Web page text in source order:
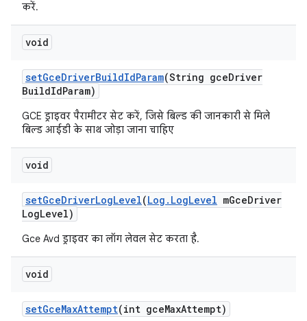
करें.
void
setGceDriverBuildIdParam(String gceDriver
BuildIdParam)
GCE ड्राइवर पैरामीटर सेट करें, जिसे बिल्ड की जानकारी से मिले
बिल्ड आईडी के साथ जोड़ा जाना चाहिए
void
setGceDriverLogLevel(Log . LogLevel mGceDriver
LogLevel)
Gce Avd ड्राइवर का लॉग लेवल सेट करता है.
void
setGceMaxAttempt(int gceMaxAttempt)